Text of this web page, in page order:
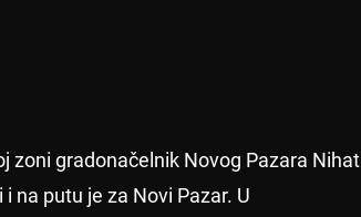
zoni gradonačelnik Novog Pazara Nihat
na putu je za Novi Pazar. U